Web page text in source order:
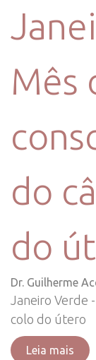
Mês
do
do
Dr. Guilherme
Janeiro Verde
colo do útero
Leia mais